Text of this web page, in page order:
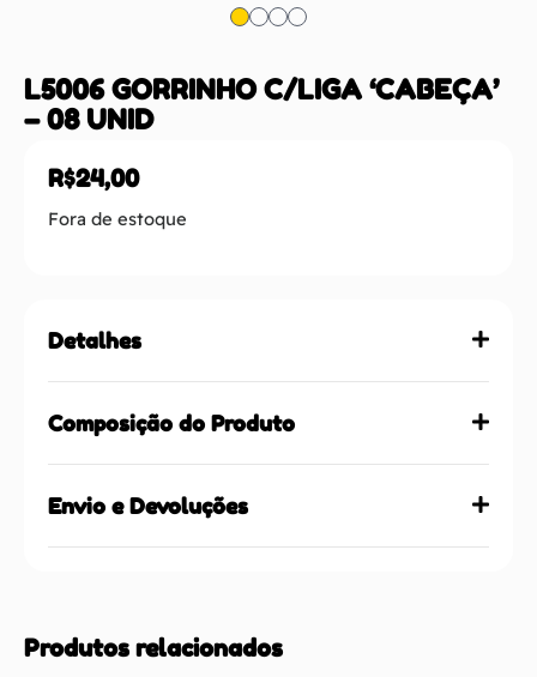
L5006 GORRINHO C/LIGA ‘CABEÇA’
– 08 UNID
R$24,00
Fora de estoque
Detalhes
Composição do Produto
Envio e Devoluções
Produtos relacionados